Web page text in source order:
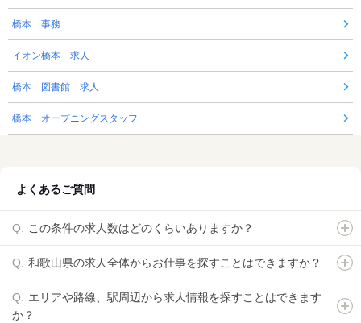
橋本 事務
イオン橋本 求人
橋本 図書館 求人
橋本 オープニングスタッフ
よくあるご質問
この条件の求人数はどのくらいありますか？
和歌山県の求人全体からお仕事を探すことはできますか？
エリアや路線、駅周辺から求人情報を探すことはできます
か？